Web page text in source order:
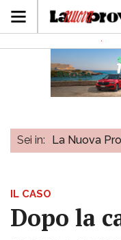
Sei in: La Nuova
IL CASO
Dopo la